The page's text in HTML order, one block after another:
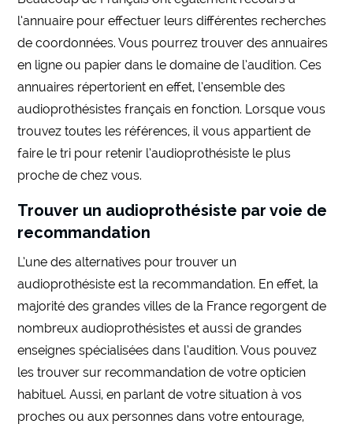
l’annuaire pour effectuer leurs différentes recherches
de coordonnées. Vous pourrez trouver des annuaires
en ligne ou papier dans le domaine de l’audition. Ces
annuaires répertorient en effet, l’ensemble des
audioprothésistes français en fonction. Lorsque vous
trouvez toutes les références, il vous appartient de
faire le tri pour retenir l’audioprothésiste le plus
proche de chez vous.
Trouver un audioprothésiste par voie de
recommandation
L’une des alternatives pour trouver un
audioprothésiste est la recommandation. En effet, la
majorité des grandes villes de la France regorgent de
nombreux audioprothésistes et aussi de grandes
enseignes spécialisées dans l’audition. Vous pouvez
les trouver sur recommandation de votre opticien
habituel. Aussi, en parlant de votre situation à vos
proches ou aux personnes dans votre entourage,